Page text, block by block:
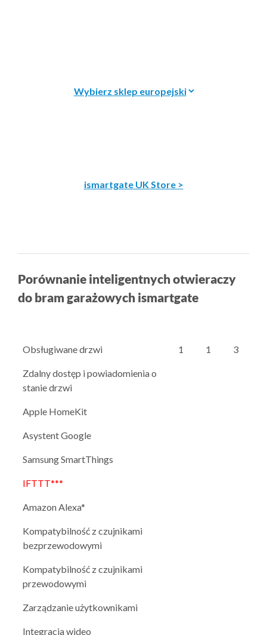
ismartgate UK Store >
Porównanie inteligentnych otwieraczy
do bram garażowych ismartgate
Obsługiwane drzwi 1 1 3
Zdalny dostęp i powiadomienia o
stanie drzwi
Apple HomeKit
Asystent Google
Samsung SmartThings
IFTTT***
Amazon Alexa*
Kompatybilność z czujnikami
bezprzewodowymi
Kompatybilność z czujnikami
przewodowymi
Zarządzanie użytkownikami
Integracja wideo